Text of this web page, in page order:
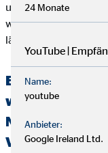
unser Unternehmen
werden konnte, oder
länger als zwei
Erklärung über
wichtigsten
24 Monate
YouTube |
Name:
youtube
Anbieter:
Google Ireland Ltd.